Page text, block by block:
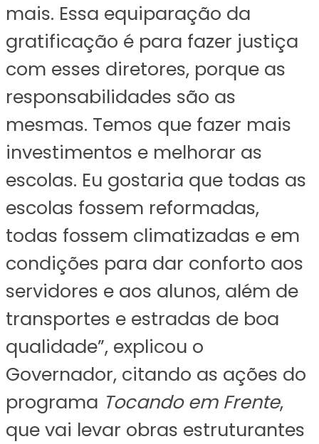
mais. Essa equiparação da
gratificação é para fazer justiça
com esses diretores, porque as
responsabilidades são as
mesmas. Temos que fazer mais
investimentos e melhorar as
escolas. Eu gostaria que todas as
escolas fossem reformadas,
todas fossem climatizadas e em
condições para dar conforto aos
servidores e aos alunos, além de
transportes e estradas de boa
qualidade”, explicou o
Governador, citando as ações do
programa Tocando em Frente,
que vai levar obras estruturantes